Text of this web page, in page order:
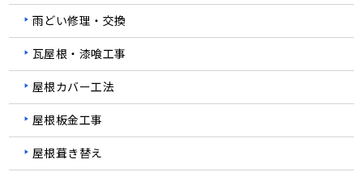
雨どい修理・交換
瓦屋根・漆喰工事
屋根カバー工法
屋根板金工事
屋根葺き替え